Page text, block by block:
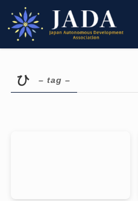
ひ – tag –